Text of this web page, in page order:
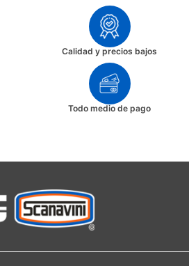
Calidad y precios bajos
Todo medio de pago